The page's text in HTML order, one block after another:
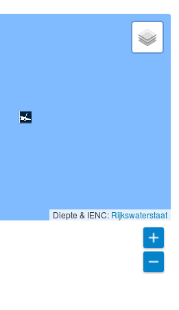
Diepte & IENC: Rijkswaterstaat